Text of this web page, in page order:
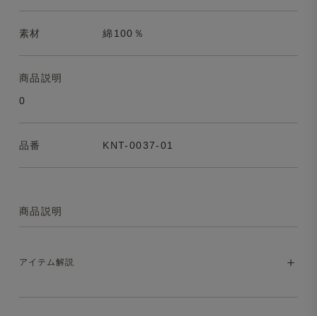
素材 綿100％
商品説明
0
品番 KNT-0037-01
商品説明
アイテム解説